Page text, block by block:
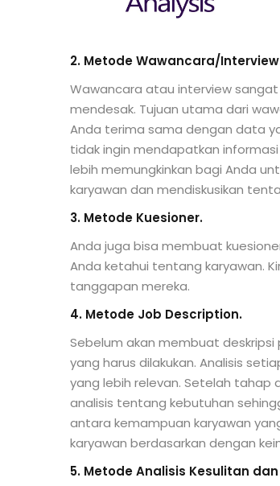
2. Metode Wawancara/
Wawancara atau interview
mendesak. Tujuan utama dari
Anda terima sama dengan data
tidak ingin mendapatkan
lebih memungkinkan bagi Anda
karyawan dan mendiskusikan
3. Metode Kuesioner.
Anda juga bisa membuat
Anda ketahui tentang karyawan.
tanggapan mereka.
4. Metode Job Description.
Sebelum akan membuat
yang harus dilakukan. Analisis
yang lebih relevan. Setelah tahap
analisis tentang kebutuhan
antara kemampuan karyawan
karyawan berdasarkan dengan
5. Metode Analisis Kesulitan